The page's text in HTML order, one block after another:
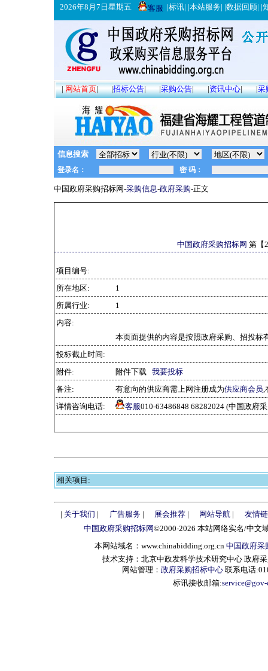
2026年8月7日星期五 客服 |标讯| |本站服务| |数据回顾| |
|网站首页| |招标公告| |采购公告| |资讯中心| |采
信息搜索
中国政府采购招标网-采购信息-政府采购-正文
中国政府采购招标网 第【
项目编号:
所在地区:
1
所属行业:
1
内容:
本页面提供的内容是按照政府采购、招投标
投标截止时间:
附件:
附件下载 我要投标
备注:
有意向的供应商需上网注册成为供应商会员,
详情咨询电话:
客服010-63486848 68282024 (中国政府
相关项目:
| 关于我们 | 广告服务| 展会推荐| 网站导航 |
友情
中国政府采购招标网©2000-2026 本站网络实名/中文
本网站域名：www.chinabidding.org.cn 中国政府采
技术支持：北京中政发科学技术研究中心 政府
网站管理： 政府采购招标中心 联系电话
标讯接收邮箱: